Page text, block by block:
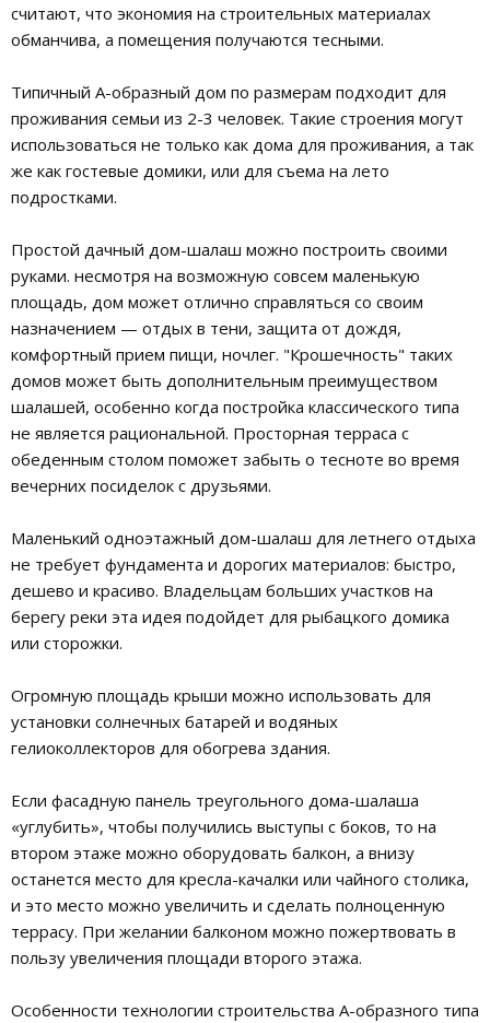
считают, что экономия на строительных материалах
обманчива, а помещения получаются тесными.
Типичный А-образный дом по размерам подходит для
проживания семьи из 2-3 человек. Такие строения могут
использоваться не только как дома для проживания, а так
же как гостевые домики, или для съема на лето
подростками.
Простой дачный дом-шалаш можно построить своими
руками. несмотря на возможную совсем маленькую
площадь, дом может отлично справляться со своим
назначением — отдых в тени, защита от дождя,
комфортный прием пищи, ночлег. "Крошечность" таких
домов может быть дополнительным преимуществом
шалашей, особенно когда постройка классического типа
не является рациональной. Просторная терраса с
обеденным столом поможет забыть о тесноте во время
вечерних посиделок с друзьями.
Маленький одноэтажный дом-шалаш для летнего отдыха
не требует фундамента и дорогих материалов: быстро,
дешево и красиво. Владельцам больших участков на
берегу реки эта идея подойдет для рыбацкого домика
или сторожки.
Огромную площадь крыши можно использовать для
установки солнечных батарей и водяных
гелиоколлекторов для обогрева здания.
Если фасадную панель треугольного дома-шалаша
«углубить», чтобы получились выступы с боков, то на
втором этаже можно оборудовать балкон, а внизу
останется место для кресла-качалки или чайного столика,
и это место можно увеличить и сделать полноценную
террасу. При желании балконом можно пожертвовать в
пользу увеличения площади второго этажа.
Особенности технологии строительства А-образного типа